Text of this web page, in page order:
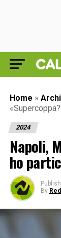
Home »
2024
Napoli,
ho
By